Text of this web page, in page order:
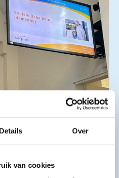
Details Over
van cookies
gemeente